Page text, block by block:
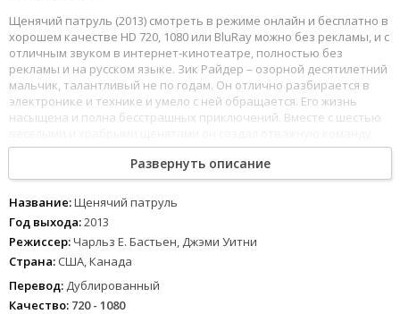
Щенячий патруль (2013) смотреть в режиме онлайн и бесплатно в
хорошем качестве HD 720, 1080 или BluRay можно без рекламы, и с
отличным звуком в интернет-кинотеатре, полностью без
рекламы и на русском языке. Зик Райдер – озорной десятилетний
мальчик, талантливый не по годам. Он отлично разбирается в
электронике и технике и умело с ней обращается. Его жизнь
насыщена и полна бесстрашных приключений. Вместе с шестью
под названием «Щенячий патруль».
Сообща они выполняют спасательные миссии: с удовольствием
помогают одинокому котенку, попавшему в беду, или
освобождают состав поезда из-под оползня. Любое дело им по
плечу. Каждый из щенков команды обладает особым характером
и уникальными способностями. Зик и его четвероногие товарищи
делают немало благих дел и являются по-настоящему смелыми
спасателями.
12 34 5 6 78
Развернуть описание
Название:Щенячий патруль
Год выхода:2013
Режиссер:Чарльз Е. Бастьен, Джэми Уитни
Страна: США, Канада
Перевод: Дублированный
Качество: 720 - 1080